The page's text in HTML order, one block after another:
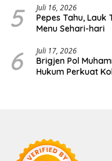
5 Juli 16, 2026
Pepes Tahu,
Menu Sehari-hari
6 Juli 17, 2026
Brigjen Pol
Hukum Perkuat